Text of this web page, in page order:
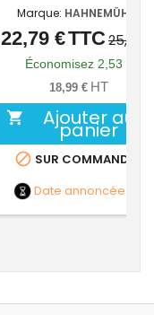
Marque: HAHNEMÜHLE
Prix
Prix
de
base
22,79 €TTC25,32
Économisez 2,53 €
18,99 € HT
 Ajouter au
panier
 SUR COMMANDE
Date annoncée